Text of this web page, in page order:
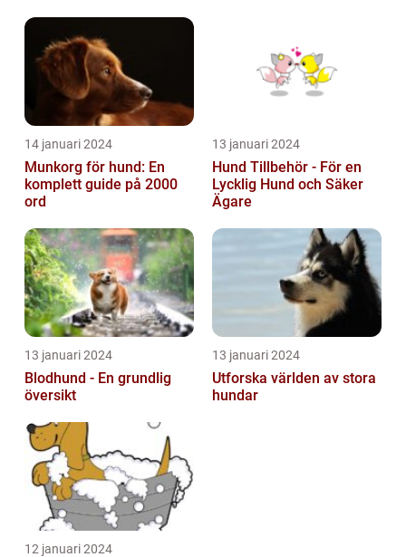
14 januari 2024
Munkorg för hund: En
komplett guide på 2000
ord
13 januari 2024
Hund Tillbehör - För en
Lycklig Hund och Säker
Ägare
13 januari 2024
Blodhund - En grundlig
översikt
13 januari 2024
Utforska världen av stora
hundar
12 januari 2024